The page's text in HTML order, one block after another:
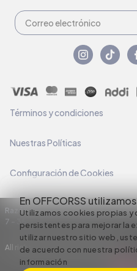
En OFFCORSS
Utilizamos cookies propias y
persistentes para mejorar la
utilizar nuestro sitio web,
de acuerdo con nuestra
información
Términos y condiciones
Nuestras Políticas
Configuración de Cookies
Razón Social: C.I HERMECO S.A.
7 – 35
All rights reserved empowered by